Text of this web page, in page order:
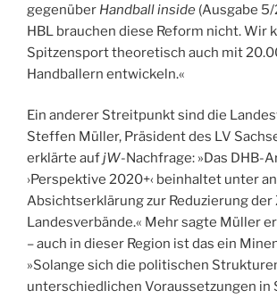
gegenüber Handball inside (Ausgabe 5/
HBL brauchen diese Reform nicht. Wir
Spitzensport theoretisch auch mit
Handballern entwickeln.«
Ein anderer Streitpunkt sind die
Steffen Müller, Präsident des LV
erklärte aufjW-Nachfrage: »Das DHB-
›Perspektive 2020+‹ beinhaltet unter
Absichtserklärung zur Reduzierung der
Landesverbände.« Mehr sagte Müller
– auch in dieser Region ist das ein
»Solange sich die politischen
unterschiedlichen Voraussetzungen in